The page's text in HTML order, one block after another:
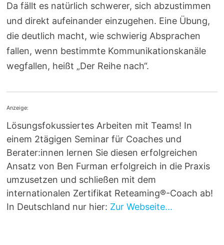
Da fällt es natürlich schwerer, sich abzustimmen
und direkt aufeinander einzugehen. Eine Übung,
die deutlich macht, wie schwierig Absprachen
fallen, wenn bestimmte Kommunikationskanäle
wegfallen, heißt „Der Reihe nach“.
Anzeige:
Lösungsfokussiertes Arbeiten mit Teams! In
einem 2tägigen Seminar für Coaches und
Berater:innen lernen Sie diesen erfolgreichen
Ansatz von Ben Furman erfolgreich in die Praxis
umzusetzen und schließen mit dem
internationalen Zertifikat Reteaming®-Coach ab!
In Deutschland nur hier: Zur Webseite...